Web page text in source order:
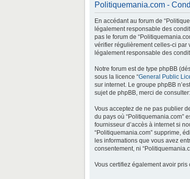
Politiquemania.com -
En accédant au forum de
légalement responsable des
pas le forum de
vérifier régulièrement celles-ci par
légalement responsable des
Notre forum est de type phpBB
sous la licence “General Public
sur internet. Le groupe phpBB
sujet de phpBB, merci de consulter:
Vous acceptez de ne pas publier
du pays où “Politiquemania.com”
fournisseur d’accès à internet si
“Politiquemania.com” supprime,
les informations que vous avez
consentement, ni
Vous certifiez également avoir